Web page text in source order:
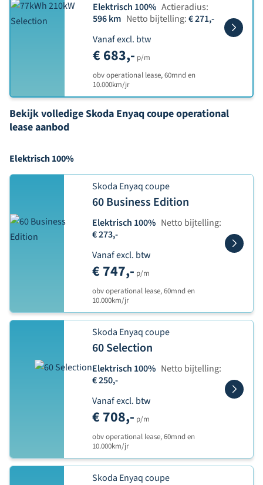
Elektrisch 100% Actieradius:
596 km Netto bijtelling:€ 271,-
Vanaf excl. btw
€ 683,- p/m
obv operational lease, 60mnd en
10.000km/jr
Bekijk volledige Skoda Enyaq coupe operational
lease aanbod
Elektrisch 100%
Skoda Enyaq coupe
60 Business Edition
Elektrisch 100% Netto bijtelling:
€ 273,-
Vanaf excl. btw
€ 747,- p/m
obv operational lease, 60mnd en
10.000km/jr
Skoda Enyaq coupe
60 Selection
Elektrisch 100% Netto bijtelling:
€ 250,-
Vanaf excl. btw
€ 708,- p/m
obv operational lease, 60mnd en
10.000km/jr
Skoda Enyaq coupe